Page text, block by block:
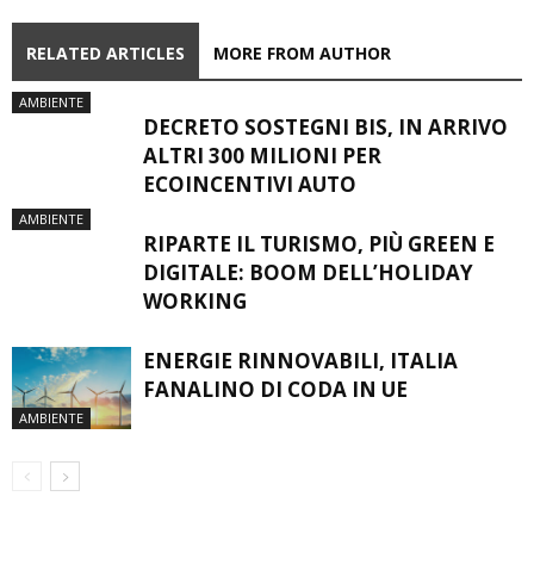
RELATED ARTICLES MORE FROM AUTHOR
AMBIENTE
DECRETO SOSTEGNI BIS, IN ARRIVO
ALTRI 300 MILIONI PER
ECOINCENTIVI AUTO
AMBIENTE
RIPARTE IL TURISMO, PIÙ GREEN E
DIGITALE: BOOM DELL’HOLIDAY
WORKING
AMBIENTE
ENERGIE RINNOVABILI, ITALIA
FANALINO DI CODA IN UE